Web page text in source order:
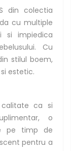
din colectia
cu multiple
si impiedica
Cu
stilul boem,
estetic.
calitate ca si
o
pe timp de
pentru a